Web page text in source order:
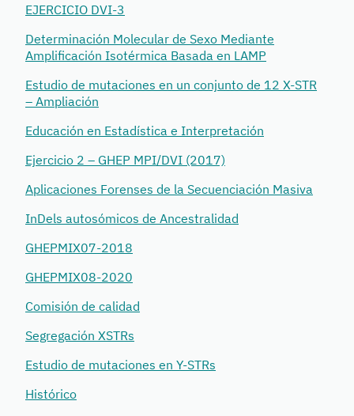
EJERCICIO DVI-3
Determinación Molecular de Sexo Mediante
Amplificación Isotérmica Basada en LAMP
Estudio de mutaciones en un conjunto de 12 X-STR
– Ampliación
Educación en Estadística e Interpretación
Ejercicio 2 – GHEP MPI/DVI (2017)
Aplicaciones Forenses de la Secuenciación Masiva
InDels autosómicos de Ancestralidad
GHEPMIX07-2018
GHEPMIX08-2020
Comisión de calidad
Segregación XSTRs
Estudio de mutaciones en Y-STRs
Histórico